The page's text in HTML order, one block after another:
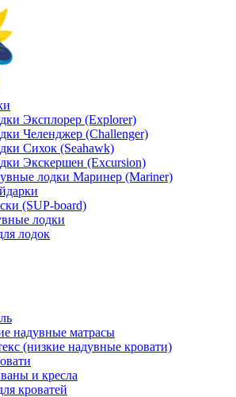
Эксплорер (Explorer)
Челенджер (Challenger)
Сихок (Seahawk)
Экскершен (Excursion)
лодки Маринер (Mariner)
(SUP-board)
лодки
лодок
надувные матрасы
(низкие надувные кровати)
и кресла
кроватей